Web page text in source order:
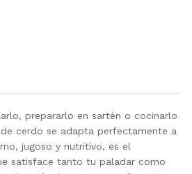
prepararlo en sartén o cocinarlo
cerdo se adapta perfectamente a
jugoso y nutritivo, es el
satisface tanto tu paladar como